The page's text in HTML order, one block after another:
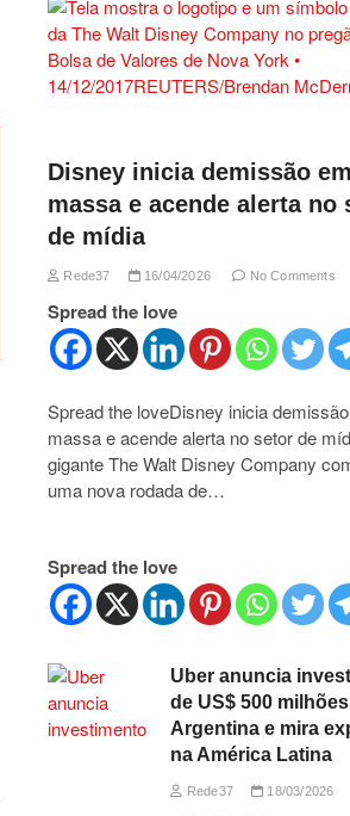
Disney inicia demissão em
massa e acende alerta no
de mídia
Rede37 16/04/2026 No Comments
Spread the love
Spread the loveDisney inicia
massa e acende alerta no setor de
gigante The Walt Disney Company
uma nova rodada de…
Spread the love
Uber anuncia
de US$ 500
Argentina e mira
na América Latina
Rede37 18/03/2026